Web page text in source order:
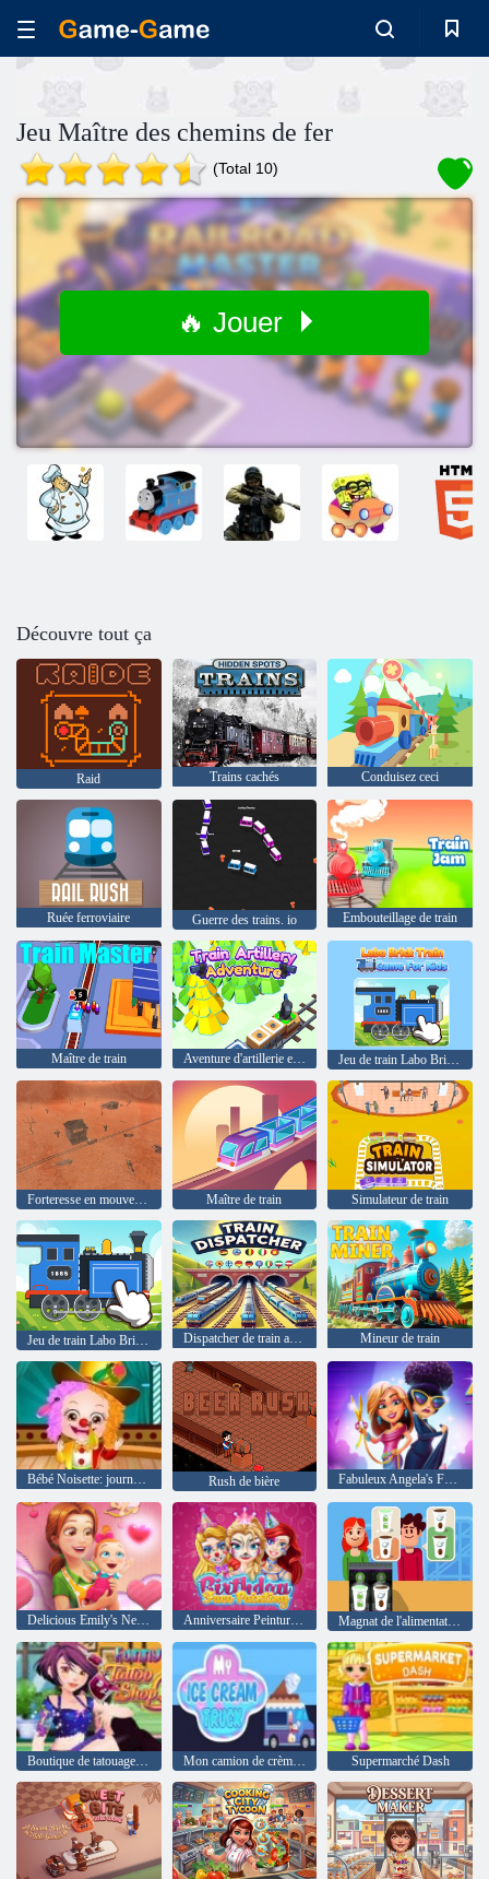
Jeu Maître des chemins de fer
(Total 10)
🔥 Jouer
Découvre tout ça
Raid Trains cachés Conduisez ceci
Ruée ferroviaire Guerre des trains. io Embouteillage de train
Maître de train Aventure d'artillerie en train Jeu de train Labo Brick pour les enfants
Forteresse en mouvement Maître de train Simulateur de train
Dispatcher de train au centre commercial Mineur de train
Bébé Noisette: journée annuelle de l'école Rush de bière Fabuleux Angela's Fashion Fever
Delicious Emily's New Beginning Édition de la Saint-Valentin Anniversaire Peinture de visage Magnat de l'alimentation
Boutique de tatouage drôle Mon camion de crème glacée Supermarché Dash